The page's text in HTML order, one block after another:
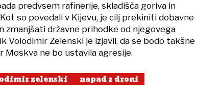
predvsem rafinerije, skladišča goriva in
so povedali v Kijevu, je cilj prekiniti dobavne
zmanjšati državne prihodke od njegovega
Volodimir Zelenski je izjavil, da se bodo takšne
Moskva ne bo ustavila agresije.
zelenski napad z droni